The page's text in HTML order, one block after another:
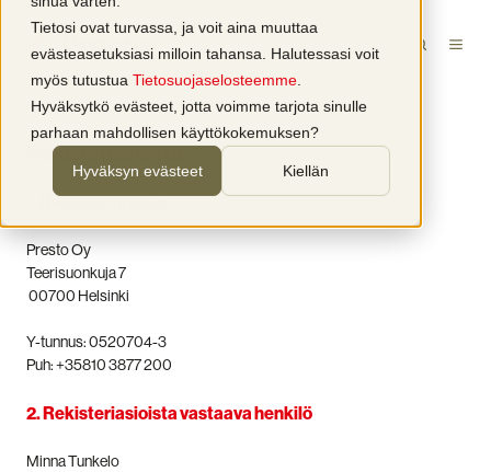
Tietosi ovat turvassa, ja voit aina muuttaa
evästeasetuksiasi milloin tahansa. Halutessasi voit
myös tutustua Tietosuojaselosteemme
Hyväksytkö evästeet, jotta voimme tarjota sinulle
parhaan mahdollisen käyttökokemuksen?
Hyväksyn evästeet Kiellän
Rekisteriseloste
1. Rekisterinpitäjä
Presto Oy
Teerisuonkuja 7
00700 Helsinki
Y-tunnus:0520704-3
Puh: +35810 3877 200
2. Rekisteriasioista vastaava henkilö
Minna Tunkelo